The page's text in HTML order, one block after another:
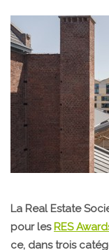
La Real Estate
pour les RES
ce, dans trois